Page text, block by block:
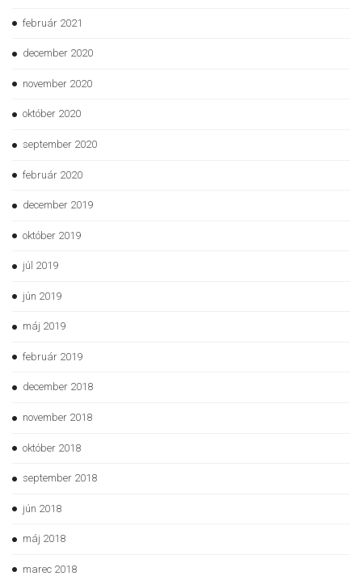
február 2021
december 2020
november 2020
október 2020
september 2020
február 2020
december 2019
október 2019
júl 2019
jún 2019
máj 2019
február 2019
december 2018
november 2018
október 2018
september 2018
jún 2018
máj 2018
marec 2018